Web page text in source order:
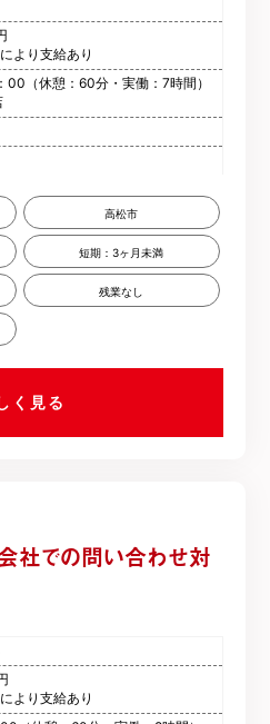
より支給あり
00（休憩：60分・実働：7時間）
高松市
短期：3ヶ月未満
残業なし
く見る
での問い合わせ対
より支給あり